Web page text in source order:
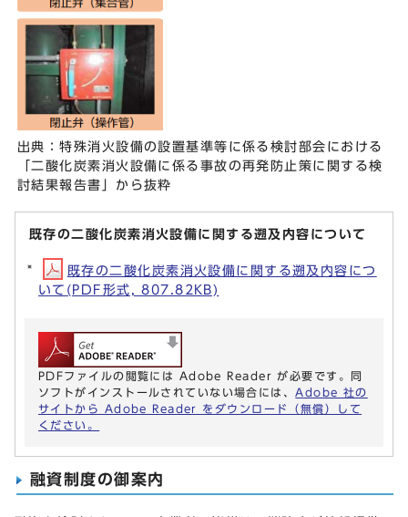
出典：特殊消火設備の設置基準等に係る検討部会における
「二酸化炭素消火設備に係る事故の再発防止策に関する検
討結果報告書」から抜粋
既存の二酸化炭素消火設備に関する遡及内容について
既存の二酸化炭素消火設備に関する遡及内容につ
いて(PDF形式, 807.82KB)
PDFファイルの閲覧には Adobe Reader が必要です。同
ソフトがインストールされていない場合には、 Adobe 社の
サイトから Adobe Reader をダウンロード（無償）して
ください。
融資制度の御案内